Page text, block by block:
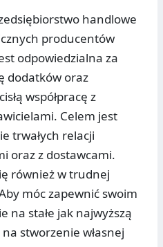
handlowe
producentów
odpowiedzialna za
dodatków oraz
współpracę z
Celem jest
trwałych relacji
oraz z dostawcami.
również w trudnej
móc zapewnić swoim
na stałe jak najwyższą
stworzenie własnej